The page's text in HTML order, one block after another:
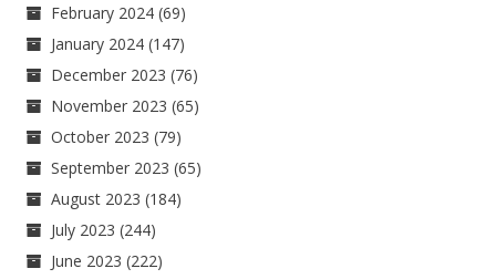
February 2024 (69)
January 2024 (147)
December 2023 (76)
November 2023 (65)
October 2023 (79)
September 2023 (65)
August 2023 (184)
July 2023 (244)
June 2023 (222)